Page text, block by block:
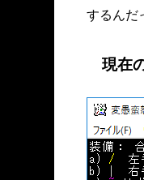
するんだ
現在